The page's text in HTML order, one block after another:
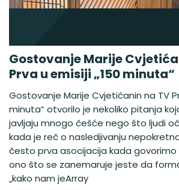
Gostovanje Marije
Prva u emisiji „150 minuta“
Gostovanje Marije Cvjetićanin na TV
minuta“ otvorilo je nekoliko pitanja
javljaju mnogo češće nego što ljudi
kada je reč o nasledjivanju
često prva asocijacija kada govorimo
ono što se zanemaruje jeste da
„kako nam jeArray